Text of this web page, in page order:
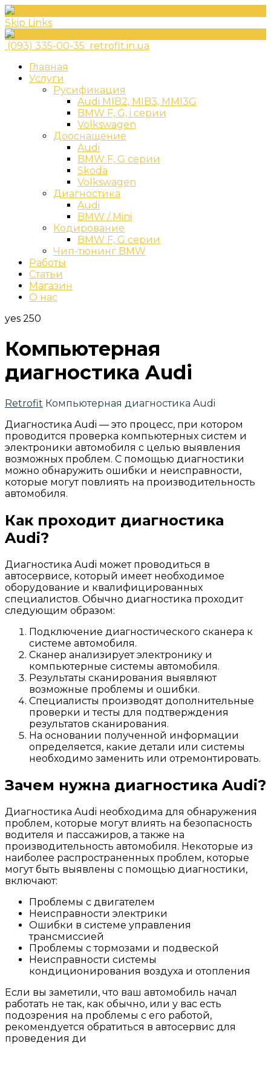
Skip Links
(093) 335-00-35 retrofit.in.ua
Главная
Услуги
Русификация
Audi MIB2, MIB3, MMI3G
BMW F, G, i серии
Volkswagen
Дооснащение
Audi
BMW F, G серии
Skoda
Volkswagen
Диагностика
Audi
BMW / Mini
Кодирование
BMW F, G серии
Чип-тюнинг BMW
Работы
Статьи
Магазин
О нас
yes 250
Компьютерная
диагностика Audi
Retrofit Компьютерная диагностика Audi
Диагностика Audi — это процесс, при котором
проводится проверка компьютерных систем и
электроники автомобиля с целью выявления
возможных проблем. С помощью диагностики
можно обнаружить ошибки и неисправности,
которые могут повлиять на производительность
автомобиля.
Как проходит диагностика
Audi?
Диагностика Audi может проводиться в
автосервисе, который имеет необходимое
оборудование и квалифицированных
специалистов. Обычно диагностика проходит
следующим образом:
Подключение диагностического сканера к
системе автомобиля.
Сканер анализирует электронику и
компьютерные системы автомобиля.
Результаты сканирования выявляют
возможные проблемы и ошибки.
Специалисты производят дополнительные
проверки и тесты для подтверждения
результатов сканирования.
На основании полученной информации
определяется, какие детали или системы
необходимо заменить или отремонтировать.
Зачем нужна диагностика Audi?
Диагностика Audi необходима для обнаружения
проблем, которые могут влиять на безопасность
водителя и пассажиров, а также на
производительность автомобиля. Некоторые из
наиболее распространенных проблем, которые
могут быть выявлены с помощью диагностики,
включают:
Проблемы с двигателем
Неисправности электрики
Ошибки в системе управления
трансмиссией
Проблемы с тормозами и подвеской
Неисправности системы
кондиционирования воздуха и отопления
Если вы заметили, что ваш автомобиль начал
работать не так, как обычно, или у вас есть
подозрения на проблемы с его работой,
рекомендуется обратиться в автосервис для
проведения ди